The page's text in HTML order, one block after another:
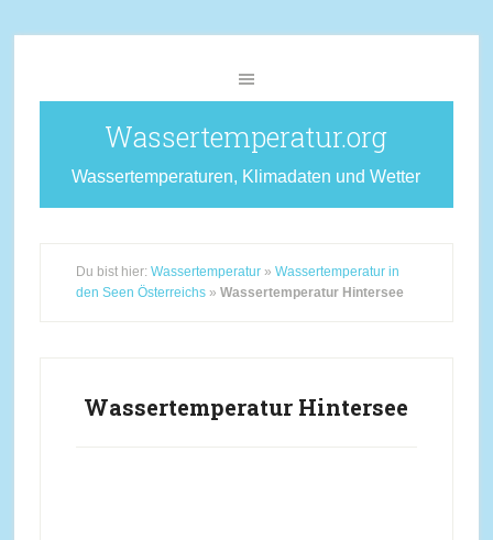
Wassertemperatur.org
Wassertemperaturen, Klimadaten und Wetter
Du bist hier: Wassertemperatur» Wassertemperatur in
den Seen Österreichs» Wassertemperatur Hintersee
Wassertemperatur Hintersee